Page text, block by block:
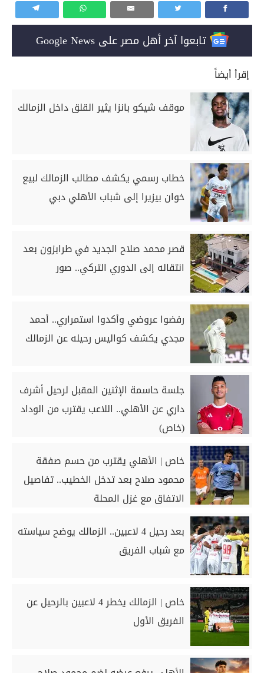
تابعوا آخر أهل مصر على Google News
إقرأ أيضاً
موقف شيكو بانزا يثير القلق داخل الزمالك
خطاب رسمي يكشف مطالب الزمالك لبيع
خوان بيزيرا إلى شباب الأهلي دبي
قصر محمد صلاح الجديد في طرابزون بعد
انتقاله إلى الدوري التركي.. صور
رفضوا عروضي وأكدوا استمراري.. أحمد
مجدي يكشف كواليس رحيله عن الزمالك
جلسة حاسمة الإثنين المقبل لرحيل أشرف
داري عن الأهلي.. اللاعب يقترب من الوداد
(خاص)
خاص | الأهلي يقترب من حسم صفقة
محمود صلاح بعد تدخل الخطيب.. تفاصيل
الاتفاق مع غزل المحلة
بعد رحيل 4 لاعبين.. الزمالك يوضح سياسته
مع شباب الفريق
خاص | الزمالك يخطر 4 لاعبين بالرحيل عن
الفريق الأول